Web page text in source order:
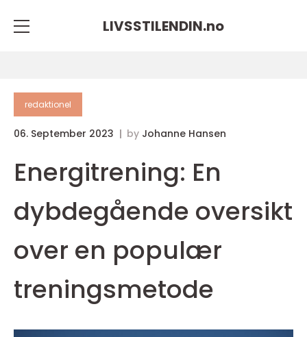
LIVSSTILENDIN.no
redaktionel
06. September 2023 by Johanne Hansen
Energitrening: En
dybdegående oversikt
over en populær
treningsmetode